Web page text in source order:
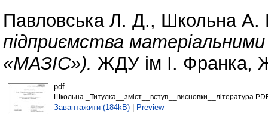
Павловська Л. Д., Школьна А.
підприємства
«МАЗІС»). ЖДУ ім І. Франка,
pdf
Завантажити (184kB)| Preview